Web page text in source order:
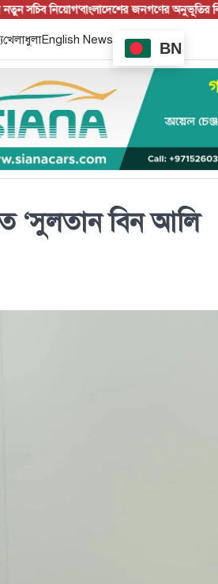
নিয়োগ‘বাংলাদেশের জনগণের অনুভূতির বিষয়ে
খেলাধুলাEnglish News
BN
‘সুলতান বিন আলি